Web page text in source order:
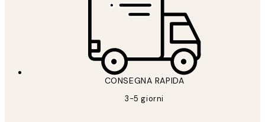
CONSEGNA RAPIDA
3-5 giorni